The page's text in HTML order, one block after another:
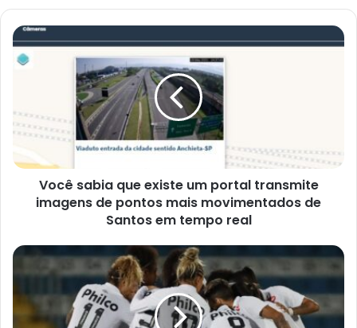
Você
sabia
que
portal
transmite
de
pontos
mais
Santos
tempo
real
Você sabia que existe um portal transmite
imagens de pontos mais movimentados de
Santos em tempo real
SEREIAS
SÃO
SUPERADAS